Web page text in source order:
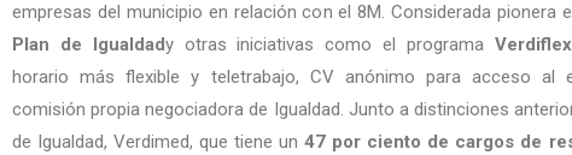
empresas del municipio en relación con el 8M. Considerada pionera
Plan de Igualdady otras iniciativas como el programa Verdiflex
horario más flexible y teletrabajo, CV anónimo para acceso al
comisión propia negociadora de Igualdad. Junto a distinciones
de Igualdad, Verdimed, que tiene un47 por ciento de cargos de